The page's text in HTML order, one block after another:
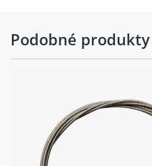
Podobné produkty